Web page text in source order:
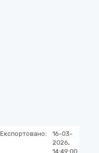
Експортовано:
16-03-
2026,
14:49:00